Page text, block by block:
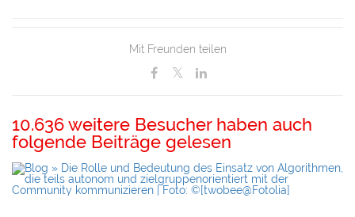
Mit Freunden teilen
10.636 weitere Besucher haben auch
folgende Beiträge gelesen